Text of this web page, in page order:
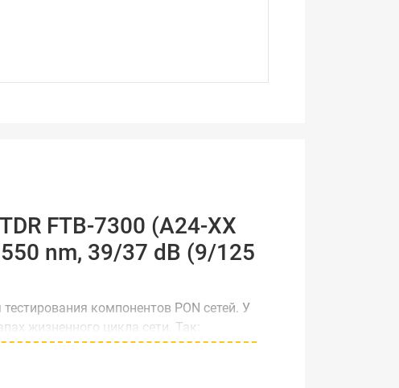
FTB-7300 (A24-XX
nm, 39/37 dB (9/125
компонентов PON сетей. У
жизненного цикла сети. Так: